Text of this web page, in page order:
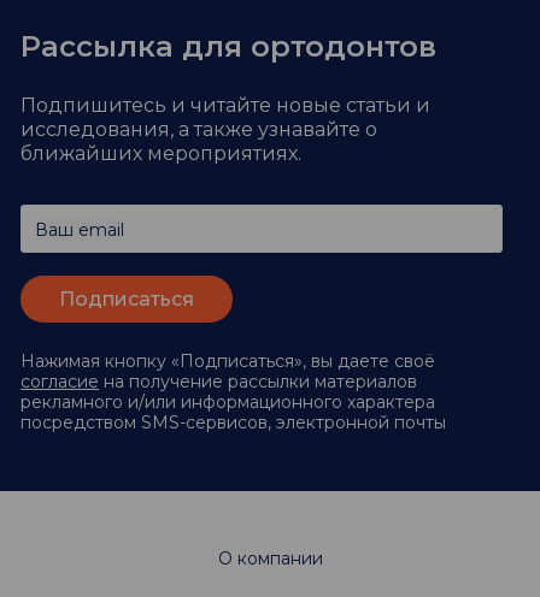
Рассылка для ортодонтов
Подпишитесь и читайте новые статьи и
исследования, а также узнавайте о
ближайших мероприятиях.
Ваш email
Нажимая кнопку «Подписаться», вы даете своё
согласие на получение рассылки материалов
рекламного и/или информационного характера
посредством SMS-сервисов, электронной почты
О компании